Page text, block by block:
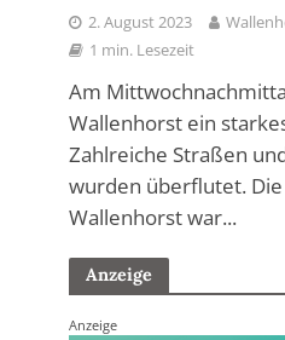
2. August 2023
1 min. Lesezeit
Am
Wallenhorst ein
Zahlreiche Straßen
wurden überflutet.
Wallenhorst war...
Anzeige
Anzeige